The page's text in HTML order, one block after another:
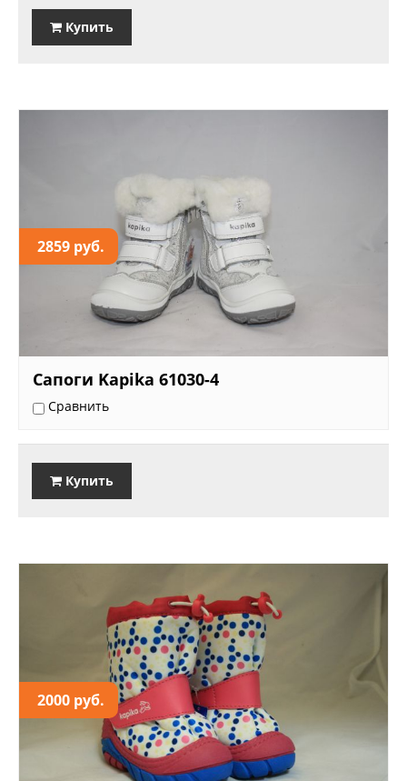
Купить
2859 руб.
Сапоги Kapika 61030-4
Сравнить
Купить
2000 руб.